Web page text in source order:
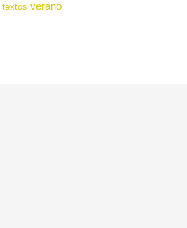
textos verano